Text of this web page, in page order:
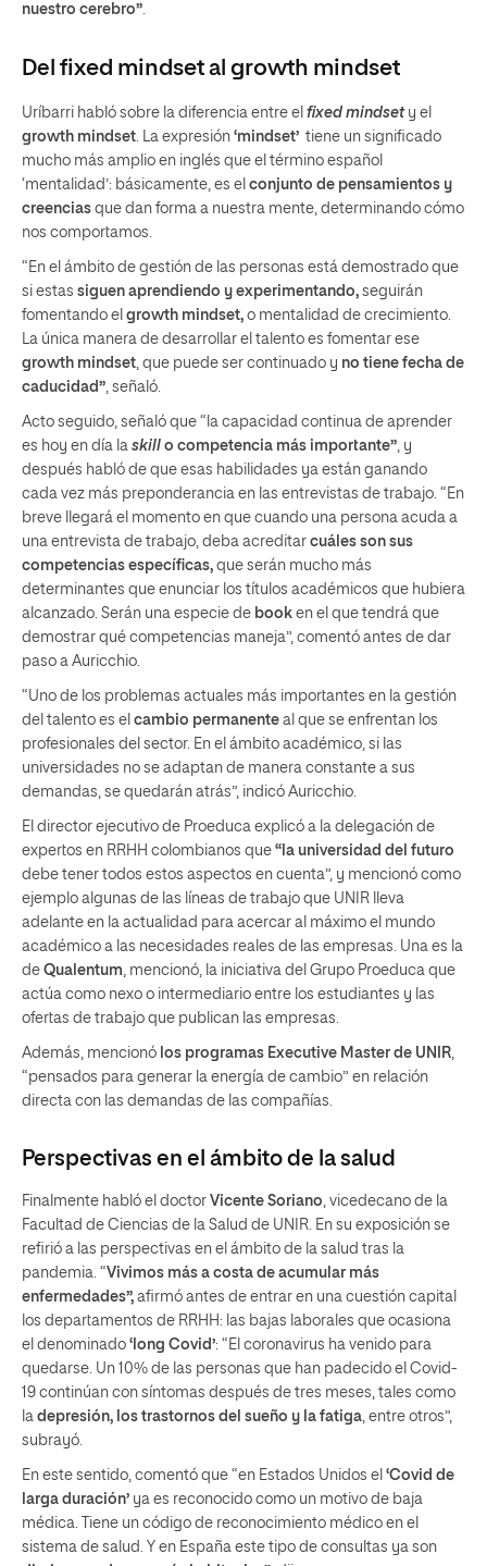
nuestro cerebro”
Del fixed mindsetal growth mindset
Uríbarri habló sobre la diferencia entre el fixed mindsety el
growth mindset . La expresión ‘mindset’ tiene un significado
mucho más amplio en inglés que el término español
‘mentalidad’: básicamente, es el conjunto de pensamientos y
creencias que dan forma a nuestra mente, determinando cómo
nos comportamos.
“En el ámbito de gestión de las personas está demostrado que
si estas siguen aprendiendo y experimentando, seguirán
fomentando el growth mindset, o mentalidad de crecimiento.
La única manera de desarrollar el talento es fomentar ese
growth mindset , que puede ser continuado y no tiene fecha de
caducidad” , señaló.
Acto seguido, señaló que “la capacidad continua de aprender
es hoy en día la skill o competencia más importante” , y
después habló de que esas habilidades ya están ganando
cada vez más preponderancia en las entrevistas de trabajo. “En
breve llegará el momento en que cuando una persona acuda a
una entrevista de trabajo, deba acreditar cuáles son sus
competencias específicas, que serán mucho más
determinantes que enunciar los títulos académicos que hubiera
alcanzado. Serán una especie de book en el que tendrá que
demostrar qué competencias maneja”, comentó antes de dar
paso a Auricchio.
“Uno de los problemas actuales más importantes en la gestión
del talento es el cambio permanente al que se enfrentan los
profesionales del sector. En el ámbito académico, si las
universidades no se adaptan de manera constante a sus
demandas, se quedarán atrás”, indicó Auricchio.
El director ejecutivo de Proeduca explicó a la delegación de
expertos en RRHH colombianos que “la universidad del futuro
debe tener todos estos aspectos en cuenta”, y mencionó como
ejemplo algunas de las líneas de trabajo que UNIR lleva
adelante en la actualidad para acercar al máximo el mundo
académico a las necesidades reales de las empresas. Una es la
de Qualentum , mencionó, la iniciativa del Grupo Proeduca que
actúa como nexo o intermediario entre los estudiantes y las
ofertas de trabajo que publican las empresas.
Además, mencionó los programas Executive Master de UNIR
“pensados para generar la energía de cambio” en relación
directa con las demandas de las compañías.
Perspectivas en el ámbito de la salud
Finalmente habló el doctor Vicente Soriano , vicedecano de la
Facultad de Ciencias de la Salud de UNIR. En su exposición se
refirió a las perspectivas en el ámbito de la salud tras la
pandemia. “Vivimos más a costa de acumular más
enfermedades”, afirmó antes de entrar en una cuestión capital
los departamentos de RRHH: las bajas laborales que ocasiona
el denominado ‘long Covid’: “El coronavirus ha venido para
quedarse. Un 10% de las personas que han padecido el Covid-
19 continúan con síntomas después de tres meses, tales como
la depresión, los trastornos del sueño y la fatiga , entre otros”,
subrayó.
En este sentido, comentó que “en Estados Unidos el ‘Covid de
larga duración’ ya es reconocido como un motivo de baja
médica. Tiene un código de reconocimiento médico en el
sistema de salud. Y en España este tipo de consultas ya son